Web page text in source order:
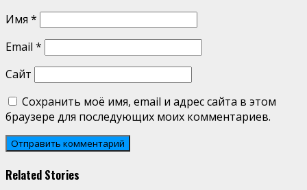
Имя *
Email *
Сайт
Сохранить моё имя, email и адрес сайта в этом
браузере для последующих моих комментариев.
Related Stories